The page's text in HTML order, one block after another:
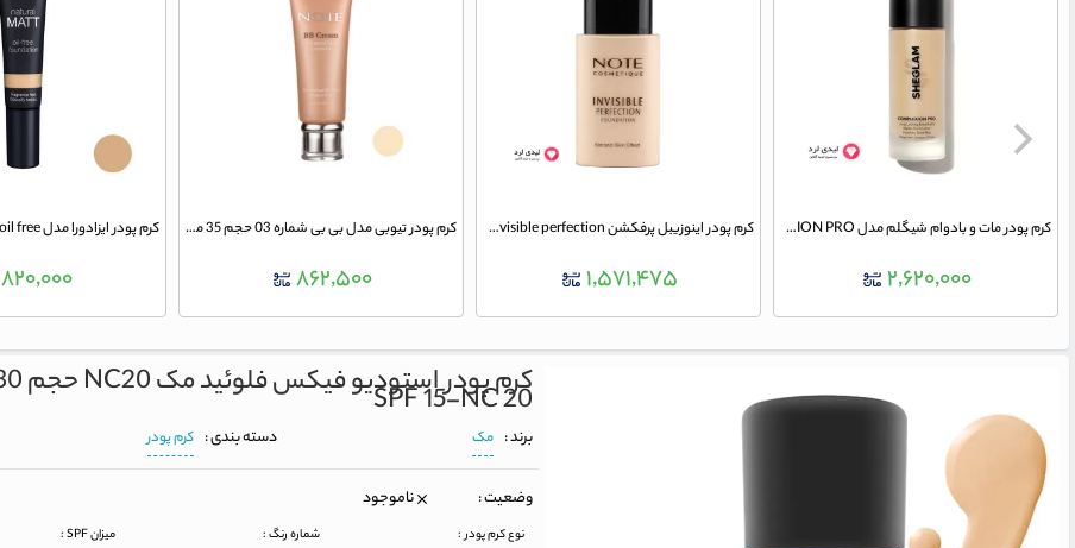
کرم پودر مات و بادوام شیگلم مدل COMPLEXION PRO رنگ SHELL حجم 30 میلی لیتر
۲,۶۲۰,۰۰۰
کرم پودر اینوزیبل پرفکشن invisible perfection شماره 100 حجم 35 میلی لیتر نوت
۱,۵۷۱,۴۷۵
کرم پودر تیوبی مدل بی بی شماره 03 حجم 35 میلی لیتر نوت
۸۶۲,۵۰۰ ۸۲۰,۰۰۰
کرم پودر استودیو فیکس فلوئید مک NC20 حجم 30 میلی لیتر
SPF 15-NC 20
برند : مک دسته بندی : کرم پودر
وضعیت : ناموجود
نوع کرم پودر :
شماره رنگ :
میزان SPF :